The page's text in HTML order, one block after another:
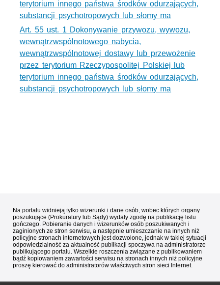
terytorium innego państwa środków odurzających,
substancji psychotropowych lub słomy ma
Art. 55 ust. 1 Dokonywanie przywozu, wywozu,
wewnątrzwspólnotowego nabycia,
wewnątrzwspólnotowej dostawy lub przewożenie
przez terytorium Rzeczypospolitej Polskiej lub
terytorium innego państwa środków odurzających,
substancji psychotropowych lub słomy ma
Na portalu widnieją tylko wizerunki i dane osób, wobec których organy
poszukujące (Prokuratury lub Sądy) wydały zgodę na publikację listu
gończego. Pobieranie danych i wizerunków osób poszukiwanych i
zaginionych ze stron serwisu, a następnie umieszczanie na innych niż
policyjne stronach internetowych jest dozwolone, jednak w takiej sytuacji
odpowiedzialność za aktualność publikacji spoczywa na administratorze
publikującego portalu. Wszelkie roszczenia związane z publikowaniem
bądź kopiowaniem zawartości serwisu na stronach innych niż policyjne
proszę kierować do administratorów właściwych stron sieci Internet.